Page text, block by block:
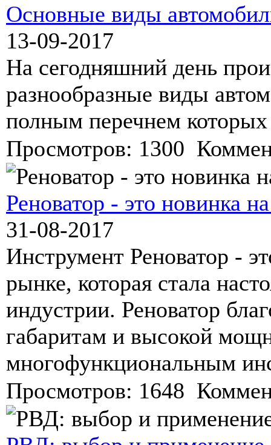
Основные виды
13-09-2017
На сегодняшний день
разнообразные виды
полным перечнем
Просмотров: 1300
Реноватор - это новинка
31-08-2017
Инструмент Реноватор -
рынке, которая стала
индустрии. Реноватор
габаритам и высокой
многофункциональным
Просмотров: 1648